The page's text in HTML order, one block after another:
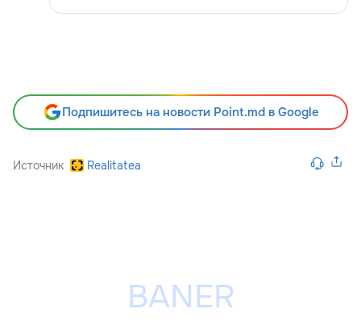
Подпишитесь на новости Point.md в Google
Источник Realitatea